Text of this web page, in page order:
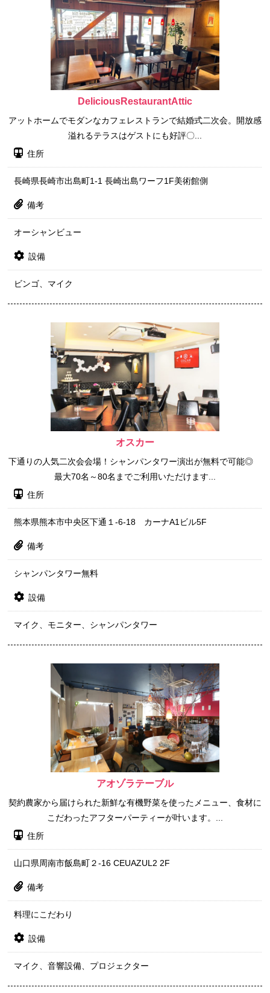
DeliciousRestaurantAttic
アットホームでモダンなカフェレストランで結婚式二次会。開放感
溢れるテラスはゲストにも好評〇...
住所
長崎県長崎市出島町1-1 長崎出島ワーフ1F美術館側
備考
オーシャンビュー
設備
ビンゴ、マイク
オスカー
下通りの人気二次会会場！シャンパンタワー演出が無料で可能◎
最大70名～80名までご利用いただけます...
住所
熊本県熊本市中央区下通１-6-18 カーナA1ビル5F
備考
シャンパンタワー無料
設備
マイク、モニター、シャンパンタワー
アオゾラテーブル
契約農家から届けられた新鮮な有機野菜を使ったメニュー、食材に
こだわったアフターパーティーが叶います。...
住所
山口県周南市飯島町２-16 CEUAZUL2 2F
備考
料理にこだわり
設備
マイク、音響設備、プロジェクター